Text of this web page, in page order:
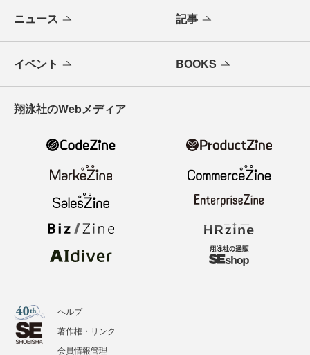
ニュース 記事
イベント BOOKS
翔泳社のWebメディア
ヘルプ
著作権・リンク
会員情報管理